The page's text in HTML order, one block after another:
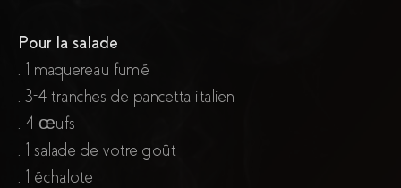
Pour la salade
. 1 maquereau fumé
. 3-4 tranches de pancetta italien
. 4 œufs
. 1 salade de votre goût
. 1 échalote